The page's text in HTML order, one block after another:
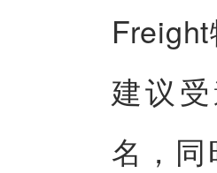
建议
名，